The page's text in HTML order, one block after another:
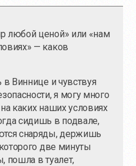
любой ценой» или «нам
— каков
в Виннице и чувствуя
я могу много
каких наших условиях
сидишь в подвале,
снаряды, держишь
две минуты
пошла в туалет,